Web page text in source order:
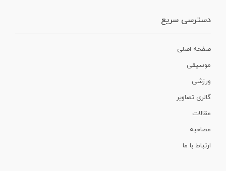
دسترسی سریع
صفحه اصلی
موسیقی
ورزشی
گالری تصاویر
مقالات
مصاحبه
ارتباط با ما